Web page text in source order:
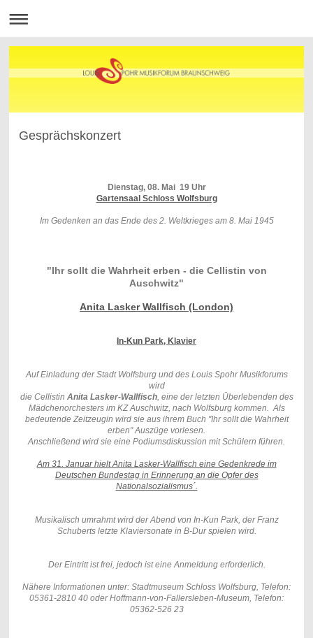
Gesprächskonzert
Dienstag, 08. Mai 19 Uhr
Gartensaal Schloss Wolfsburg
Im Gedenken an das Ende des 2. Weltkrieges am 8. Mai 1945
"Ihr sollt die Wahrheit erben - die Cellistin von
Auschwitz"
Anita Lasker Wallfisch (London)
In-Kun Park, Klavier
Auf Einladung der Stadt Wolfsburg und des Louis Spohr Musikforums
wird
die Cellistin Anita Lasker-Wallfisch, eine der letzten Überlebenden des
Mädchenorchesters im KZ Auschwitz, nach Wolfsburg kommen. Als
bedeutende Zeitzeugin wird sie aus ihrem Buch "Ihr sollt die Wahrheit
erben" Auszüge vorlesen.
Anschließend wird sie eine Podiumsdiskussion mit Schülern führen.
Am 31. Januar hielt Anita Lasker-Wallfisch eine Gedenkrede im
Deutschen Bundestag in Erinnerung an die Opfer des
Nationalsozialismus´.
Musikalisch umrahmt wird der Abend von In-Kun Park, der Franz
Schuberts letzte Klaviersonate in B-Dur spielen wird.
Der Eintritt ist frei, jedoch ist eine Anmeldung erforderlich.
Nähere Informationen unter: Stadtmuseum Schloss Wolfsburg, Telefon:
05361-2810 40 oder Hoffmann-von-Fallersleben-Museum, Telefon:
05362-526 23